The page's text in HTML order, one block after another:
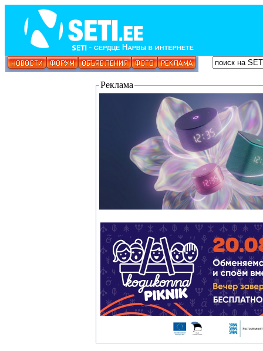
Реклама